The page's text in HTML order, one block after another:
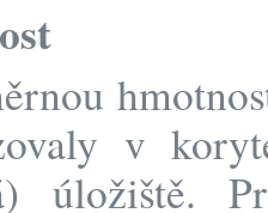
v
úložiště.